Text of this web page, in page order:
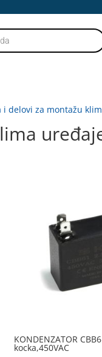
i delovi za montažu
KONDENZATOR
kocka,450VAC